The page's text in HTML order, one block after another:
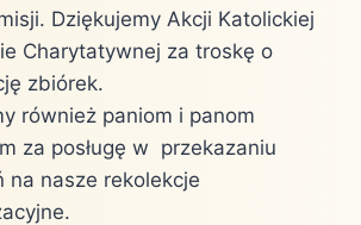
Dziękujemy Akcji Katolickiej
Charytatywnej za troskę o
zbiórek.
również paniom i panom
za posługę w przekazaniu
na nasze rekolekcje